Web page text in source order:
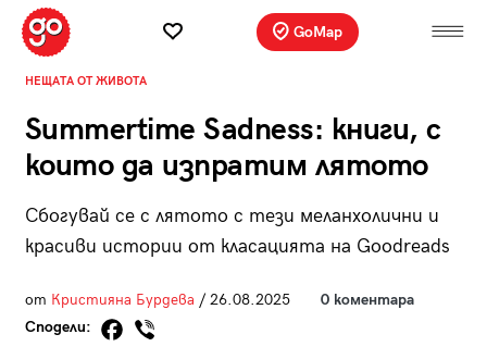
GoMap
НЕЩАТА ОТ ЖИВОТА
Summertime Sadness: книги, с
които да изпратим лятото
Сбогувай се с лятото с тези меланхолични и
красиви истории от класацията на Goodreads
от Кристияна Бурдева / 26.08.2025
0 коментара
Сподели: